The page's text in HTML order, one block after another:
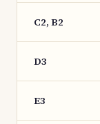
C2, B2
D3
E3